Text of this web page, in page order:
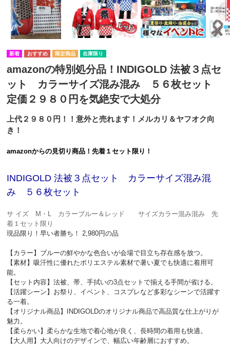
在庫限り
amazonの特別処分品！INDIGOLD 法被３点セ
ット カラーサイズ混み混み ５６枚セット
定価２９８０円を気絶安で大処分
上代２９８０円！！意外と売れます！メルカリ＆ヤフオク向
き！
amazonからの見切り商品！先着１セット限り！
INDIGOLD 法被３点セット カラーサイズ混み混
み ５６枚セット
サ イズ M・L カラーブルー＆レッド サイズカラー混み混み 先
着１セット限り
現品限り！早い者勝ち！ 2,980円の品
【カラー】ブルーの鮮やかな色合いが会場で目立ち存在感を放つ。
【素材】吸汗性に優れたポリエステル素材で暑い夏でも快適に着用可
能。
【セット内容】法被、帯、手拭いの3点セットで揃える手間が省ける。
【活躍シーン】お祭り、イベント、コスプレなど多彩なシーンで活躍す
る一着。
【オリジナル商品】INDIGOLDのオリジナル商品で高品質な仕上がりが
魅力。
【柔らかい】柔らかな生地で着心地が良く、長時間の着用も快適。
【大人用】大人向けのデザインで、幅広い年齢層におすすめ。